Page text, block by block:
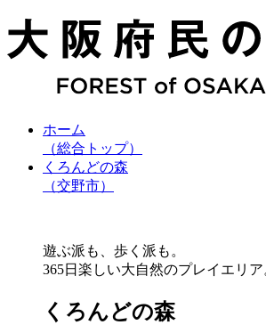
ホーム
（総合トップ）
くろんどの森
（交野市）
遊ぶ派も、歩く派も。
365日楽しい大自然のプレイエリア
くろんどの森